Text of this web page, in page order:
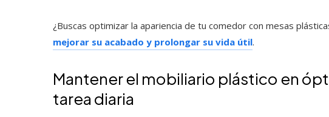
¿Buscas optimizar la apariencia de tu comedor con mesas
mejorar su acabado y prolongar su vida útil.
Mantener el mobiliario plástico en
tarea diaria